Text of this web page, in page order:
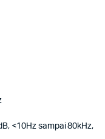
<10Hz sampai 80kHz,